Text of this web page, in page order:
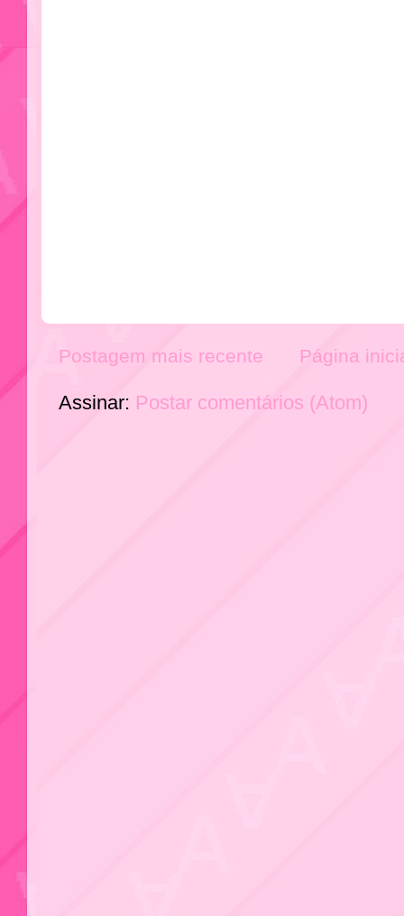
Postagem mais recente Página
Assinar: Postar comentários (Atom)